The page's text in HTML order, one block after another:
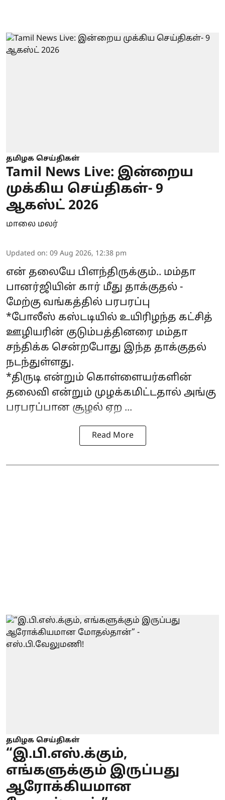
தமிழக செய்திகள்
Tamil News Live: இன்றைய
முக்கிய செய்திகள்- 9
ஆகஸ்ட் 2026
மாலை மலர்
Updated on: 09 Aug 2026, 12:38 pm
என் தலையே பிளந்திருக்கும்.. மம்தா
பானர்ஜியின் கார் மீது தாக்குதல் -
மேற்கு வங்கத்தில் பரபரப்பு
*போலீஸ் கஸ்டடியில் உயிரிழந்த கட்சித்
ஊழியரின் குடும்பத்தினரை மம்தா
சந்திக்க சென்றபோது இந்த தாக்குதல்
நடந்துள்ளது.
*திருடி என்றும் கொள்ளையர்களின்
தலைவி என்றும் முழக்கமிட்டதால் அங்கு
பரபரப்பான சூழல் ஏற ...
Read More
தமிழக செய்திகள்
“இ.பி.எஸ்.க்கும்,
எங்களுக்கும் இருப்பது
ஆரோக்கியமான